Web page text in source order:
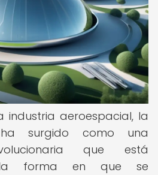
industria aeroespacial, la
ha surgido como una
que está
la forma en que se